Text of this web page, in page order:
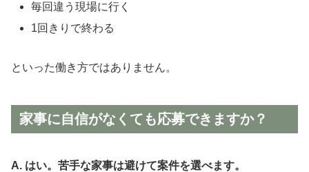
毎回違う現場に行く
1回きりで終わる
といった働き方ではありません。
家事に自信がなくても応募できますか？
A. はい。苦手な家事は避けて案件を選べます。